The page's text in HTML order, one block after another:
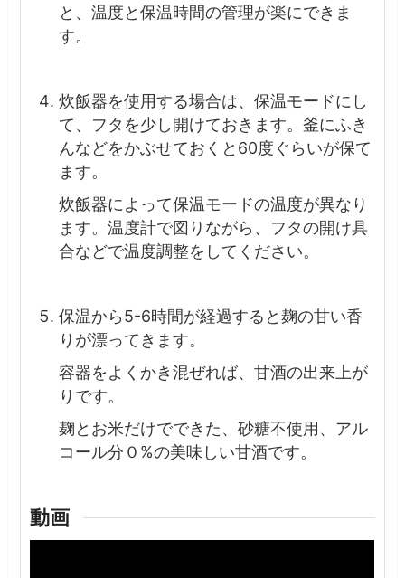
と、温度と保温時間の管理が楽にできま
す。
炊飯器を使用する場合は、保温モードにし
て、フタを少し開けておきます。釜にふき
んなどをかぶせておくと60度ぐらいが保て
ます。
炊飯器によって保温モードの温度が異なり
ます。温度計で図りながら、フタの開け具
合などで温度調整をしてください。
保温から5-6時間が経過すると麹の甘い香
りが漂ってきます。
容器をよくかき混ぜれば、甘酒の出来上が
りです。
麹とお米だけでできた、砂糖不使用、アル
コール分０%の美味しい甘酒です。
動画